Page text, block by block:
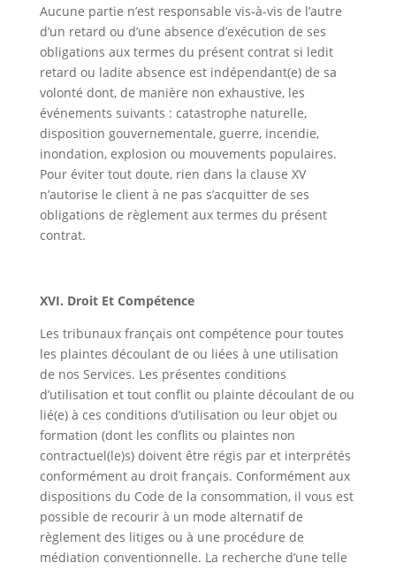
Aucune partie n’est responsable vis-à-vis de l’autre
d’un retard ou d’une absence d’exécution de ses
obligations aux termes du présent contrat si ledit
retard ou ladite absence est indépendant(e) de sa
volonté dont, de manière non exhaustive, les
événements suivants : catastrophe naturelle,
disposition gouvernementale, guerre, incendie,
inondation, explosion ou mouvements populaires.
Pour éviter tout doute, rien dans la clause XV
n’autorise le client à ne pas s’acquitter de ses
obligations de règlement aux termes du présent
contrat.
XVI. Droit Et Compétence
Les tribunaux français ont compétence pour toutes
les plaintes découlant de ou liées à une utilisation
de nos Services. Les présentes conditions
d’utilisation et tout conflit ou plainte découlant de ou
lié(e) à ces conditions d’utilisation ou leur objet ou
formation (dont les conflits ou plaintes non
contractuel(le)s) doivent être régis par et interprétés
conformément au droit français. Conformément aux
dispositions du Code de la consommation, il vous est
possible de recourir à un mode alternatif de
règlement des litiges ou à une procédure de
médiation conventionnelle. La recherche d’une telle